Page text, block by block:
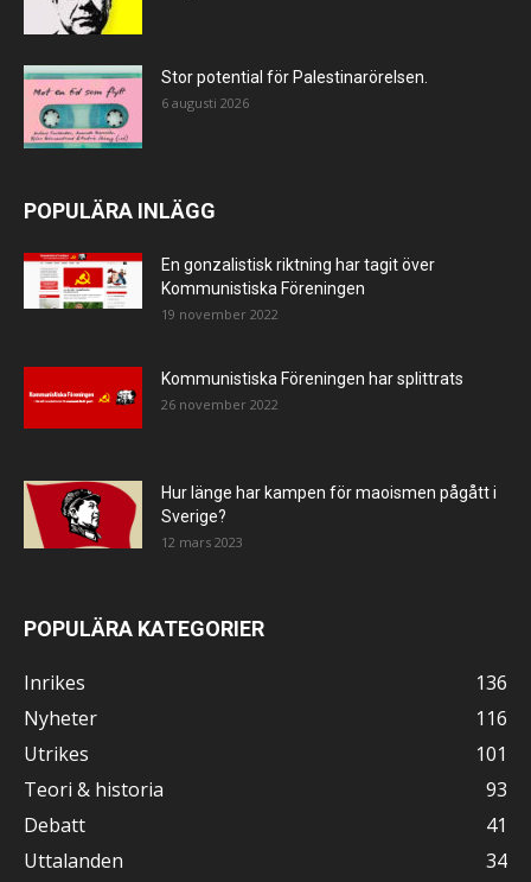
Stor potential för Palestinarörelsen.
6 augusti 2026
POPULÄRA INLÄGG
En gonzalistisk riktning har tagit över
Kommunistiska Föreningen
19 november 2022
Kommunistiska Föreningen har splittrats
26 november 2022
Hur länge har kampen för maoismen pågått i
Sverige?
12 mars 2023
POPULÄRA KATEGORIER
Inrikes
136
Nyheter
116
Utrikes
101
Teori & historia
93
Debatt
41
Uttalanden
34